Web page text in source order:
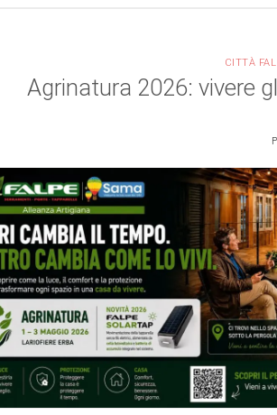
CITTÀ
Agrinatura 2026: vivere